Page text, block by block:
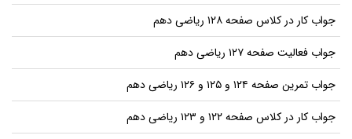
جواب کار در کلاس صفحه ۱۲۸ ریاضی دهم
جواب فعالیت صفحه ۱۲۷ ریاضی دهم
جواب تمرین صفحه ۱۲۴ و ۱۲۵ و ۱۲۶ ریاضی دهم
جواب کار در کلاس صفحه ۱۲۲ و ۱۲۳ ریاضی دهم